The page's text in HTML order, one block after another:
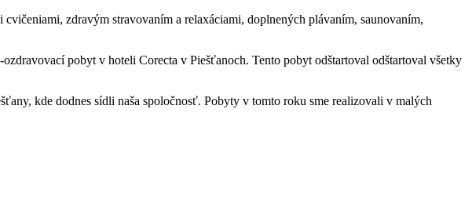
zdravým stravovaním a relaxáciami, doplnených plávaním, saunovaním,
pobyt v hoteli Corecta v Piešťanoch. Tento pobyt odštartoval odštartoval všetky
kde dodnes sídli naša spoločnosť. Pobyty v tomto roku sme realizovali v malých